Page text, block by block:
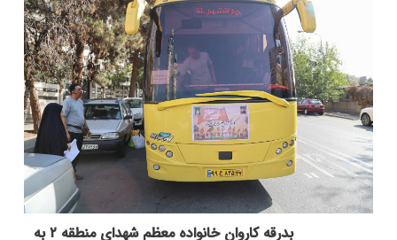
بدرقه کاروان خانواده معظم شهدای منطقه ۲ به